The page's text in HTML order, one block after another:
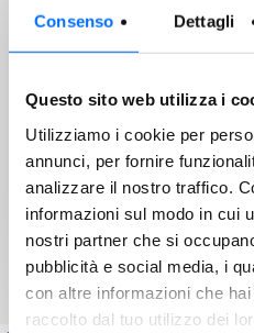
Consenso Dettagli
Questo sito web utilizza i
Utilizziamo i cookie per
annunci, per fornire
analizzare il nostro traffico.
informazioni sul modo in cui
nostri partner che si
pubblicità e social media, i
con altre informazioni che
raccolto dal tuo utilizzo dei
Gentile Cliente, Ti
appuntamento per la
pericolosi…